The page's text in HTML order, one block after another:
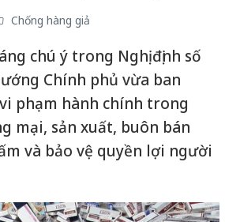
Chống hàng giả
chú ý trong Nghị định số
Chính phủ vừa ban
phạm hành chính trong
mại, sản xuất, buôn bán
và bảo vệ quyền lợi người